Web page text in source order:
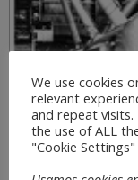
We use cookies
relevant
and repeat visits.
the use of ALL
"Cookie